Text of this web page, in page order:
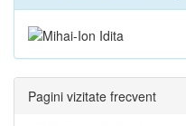
Pagini vizitate frecvent